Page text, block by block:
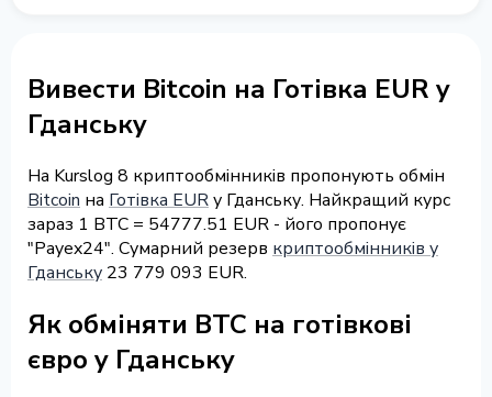
Вивести Bitcoin на Готівка EUR у
Гданську
На Kurslog 8 криптообмінників пропонують обмін
Bitcoin на Готівка EURу Гданську. Найкращий курс
зараз 1 BTC = 54777.51 EUR - його пропонує
"Payex24". Сумарний резерв криптообмінників у
Гданську 23 779 093 EUR.
Як обміняти BTC на готівкові
євро у Гданську